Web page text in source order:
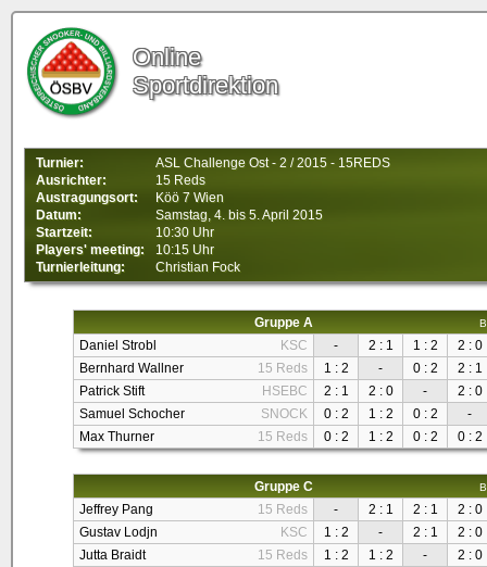
Online
Sportdirektion
Turnier:
ASL Challenge Ost - 2 / 2015 - 15REDS
Ausrichter:
15 Reds
Austragungsort:
Köö 7 Wien
Datum:
Samstag, 4. bis 5. April 2015
Startzeit:
10:30 Uhr
Players' meeting:
10:15 Uhr
Turnierleitung:
Christian Fock
Gruppe A
Daniel Strobl
KSC - 2 : 1 1 : 2 2 : 0
Bernhard Wallner
15 Reds 1 : 2 - 0 : 2 2 : 1
Patrick Stift
HSEBC 2 : 1 2 : 0 - 2 : 0
Samuel Schocher
SNOCK 0 : 2 1 : 2 0 : 2 -
Max Thurner
15 Reds 0 : 2 1 : 2 0 : 2 0 : 2
Gruppe C
Jeffrey Pang
15 Reds - 2 : 1 2 : 1 2 : 0
Gustav Lodjn
KSC 1 : 2 - 2 : 1 2 : 0
Jutta Braidt
15 Reds 1 : 2 1 : 2 - 2 : 0